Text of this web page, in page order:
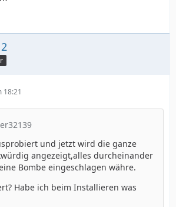
18:21
und jetzt wird die ganze
angezeigt,alles durcheinander
Bombe eingeschlagen währe.
Habe ich beim Installieren was